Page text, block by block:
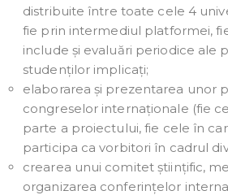
distribuite între toate cele 4
fie prin intermediul platformei,
include și evaluări periodice ale
studenților implicați;
elaborarea și prezentarea unor
congreselor internaționale (fie
parte a proiectului, fie cele în
participa ca vorbitori în cadrul
crearea unui comitet științific,
organizarea conferințelor